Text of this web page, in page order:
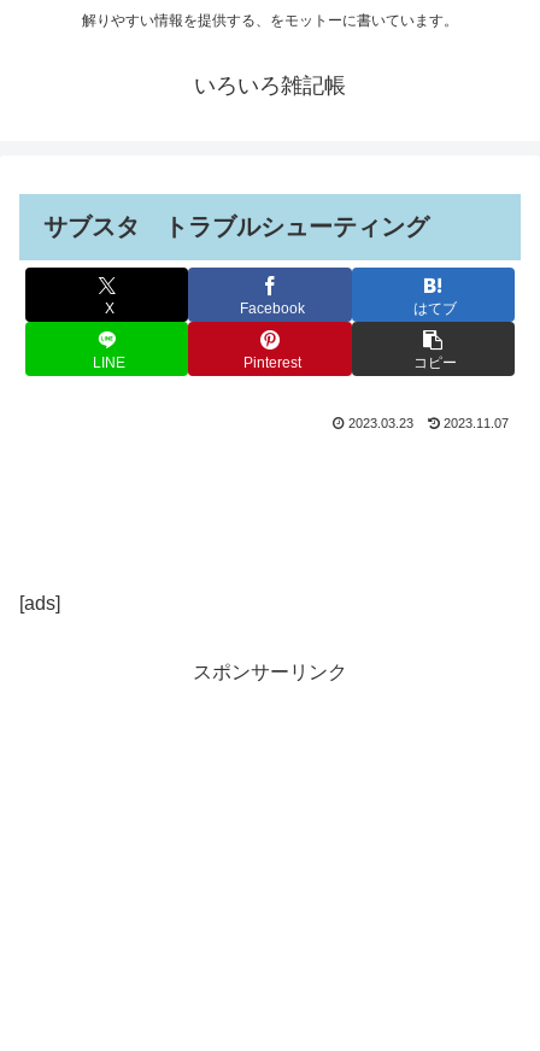
解りやすい情報を提供する、をモットーに書いています。
いろいろ雑記帳
サブスタ トラブルシューティング
X Facebook はてブ
LINE Pinterest コピー
2023.03.23 2023.11.07
[ads]
スポンサーリンク